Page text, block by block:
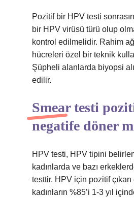
Pozitif bir HPV testi
bir HPV virüsü türü olup
kontrol edilmelidir. Rahim
hücreleri özel bir teknik
Şüpheli alanlarda biyopsi
edilir.
Smear testi
negatife döner
HPV testi, HPV tipini
kadınlarda ve bazı
testtir. HPV için pozitif çıkan
kadınların %85’i 1-3 yıl